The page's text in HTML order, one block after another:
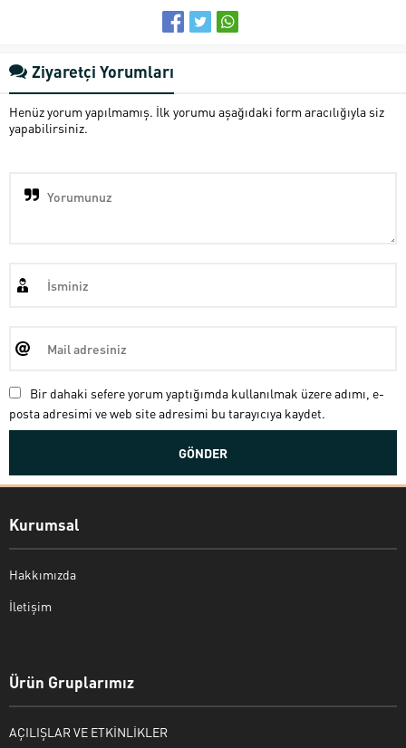
Ziyaretçi Yorumları
Henüz yorum yapılmamış. İlk yorumu aşağıdaki form aracılığıyla siz
yapabilirsiniz.
Bir dahaki sefere yorum yaptığımda kullanılmak üzere adımı, e-
posta adresimi ve web site adresimi bu tarayıcıya kaydet.
Kurumsal
Hakkımızda
İletişim
Ürün Gruplarımız
AÇILIŞLAR VE ETKİNLİKLER